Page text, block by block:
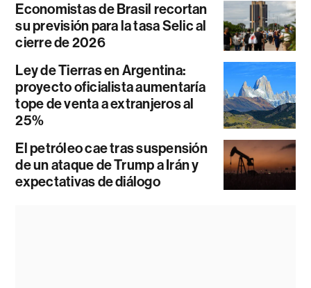
Economistas de Brasil recortan
su previsión para la tasa Selic al
cierre de 2026
Ley de Tierras en Argentina:
proyecto oficialista aumentaría
tope de venta a extranjeros al
25%
El petróleo cae tras suspensión
de un ataque de Trump a Irán y
expectativas de diálogo